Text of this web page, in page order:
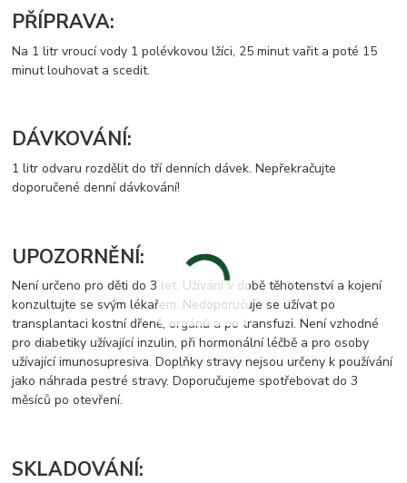
PŘÍPRAVA:
Na 1 litr vroucí vody 1 polévkovou lžíci, 25 minut vařit a poté 15
minut louhovat a scedit.
DÁVKOVÁNÍ:
1 litr odvaru rozdělit do tří denních dávek. Nepřekračujte
doporučené denní dávkování!
UPOZORNĚNÍ:
Není určeno pro děti do 3 let. Užívání v době těhotenství a kojení
konzultujte se svým lékařem. Nedoporučuje se užívat po
transplantaci kostní dřeně, orgánů a po transfuzi. Není vzhodné
pro diabetiky užívající inzulin, při hormonální léčbě a pro osoby
užívající imunosupresiva. Doplňky stravy nejsou určeny k používání
jako náhrada pestré stravy. Doporučujeme spotřebovat do 3
měsíců po otevření.
SKLADOVÁNÍ: